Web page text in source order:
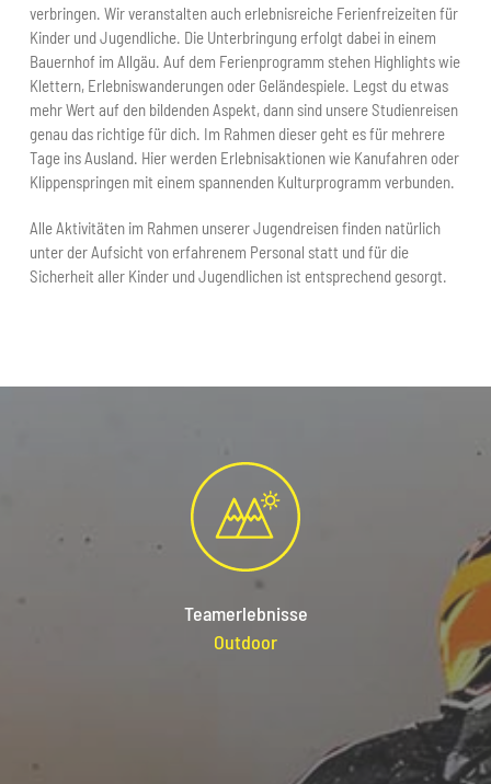
verbringen. Wir veranstalten auch erlebnisreiche Ferienfreizeiten für
Kinder und Jugendliche. Die Unterbringung erfolgt dabei in einem
Bauernhof im Allgäu. Auf dem Ferienprogramm stehen Highlights wie
Klettern, Erlebniswanderungen oder Geländespiele. Legst du etwas
mehr Wert auf den bildenden Aspekt, dann sind unsere Studienreisen
genau das richtige für dich. Im Rahmen dieser geht es für mehrere
Tage ins Ausland. Hier werden Erlebnisaktionen wie Kanufahren oder
Klippenspringen mit einem spannenden Kulturprogramm verbunden.
Alle Aktivitäten im Rahmen unserer Jugendreisen finden natürlich
unter der Aufsicht von erfahrenem Personal statt und für die
Sicherheit aller Kinder und Jugendlichen ist entsprechend gesorgt.
Teamerlebnisse
Outdoor